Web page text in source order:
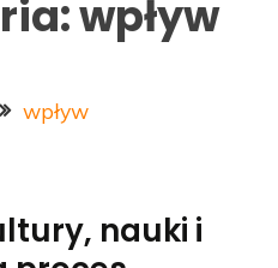
wpływ
wpływ
nauki i